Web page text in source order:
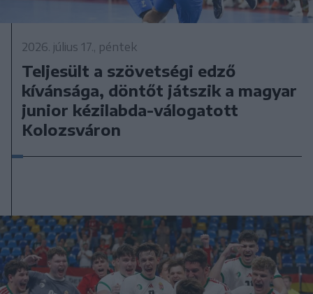
2026. július 17., péntek
Teljesült a szövetségi edző
kívánsága, döntőt játszik a magyar
junior kézilabda-válogatott
Kolozsváron